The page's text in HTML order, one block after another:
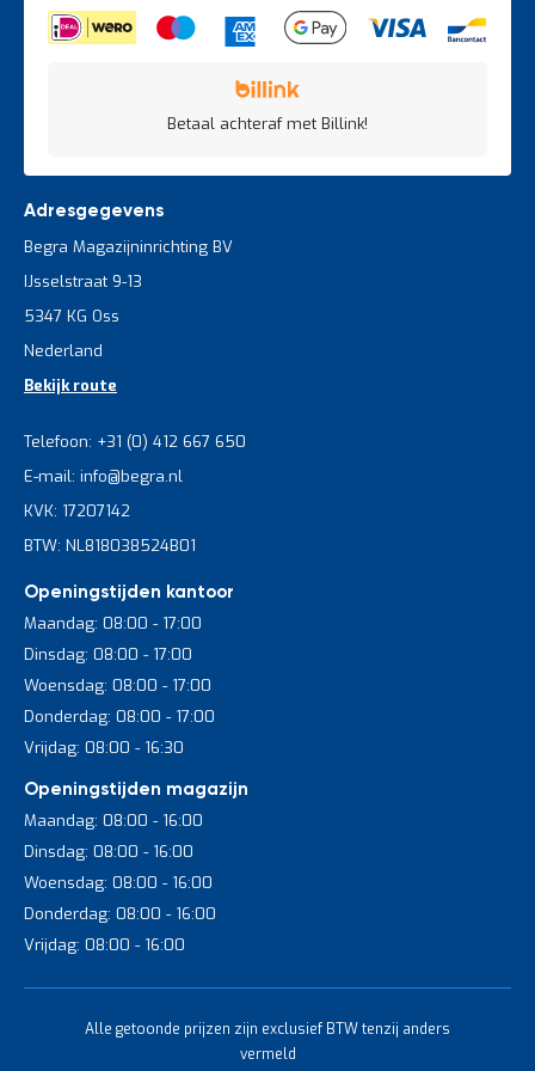
Betaal achteraf met Billink!
Adresgegevens
Begra Magazijninrichting BV
IJsselstraat 9-13
5347 KG Oss
Nederland
Bekijk route
Telefoon: +31 (0) 412 667 650
E-mail: info@begra.nl
KVK: 17207142
BTW: NL818038524B01
Openingstijden kantoor
Maandag: 08:00 - 17:00
Dinsdag: 08:00 - 17:00
Woensdag: 08:00 - 17:00
Donderdag: 08:00 - 17:00
Vrijdag: 08:00 - 16:30
Openingstijden magazijn
Maandag: 08:00 - 16:00
Dinsdag: 08:00 - 16:00
Woensdag: 08:00 - 16:00
Donderdag: 08:00 - 16:00
Vrijdag: 08:00 - 16:00
Alle getoonde prijzen zijn exclusief BTW tenzij anders
vermeld